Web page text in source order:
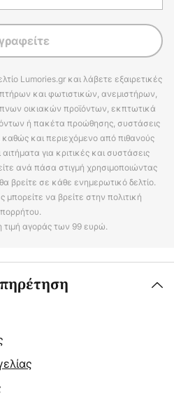
Lumories.gr και λάβετε εξαιρετικές
και φωτιστικών, ανεμιστήρων,
οικιακών προϊόντων, εκπτωτικά
ή πακέτα προώθησης, συστάσεις
και περιεχόμενο από πιθανούς
για κριτικές και συστάσεις
ανά πάσα στιγμή χρησιμοποιώντας
βρείτε σε κάθε ενημερωτικό δελτίο.
να βρείτε στην πολιτική
τιμή αγοράς των 99 ευρώ.